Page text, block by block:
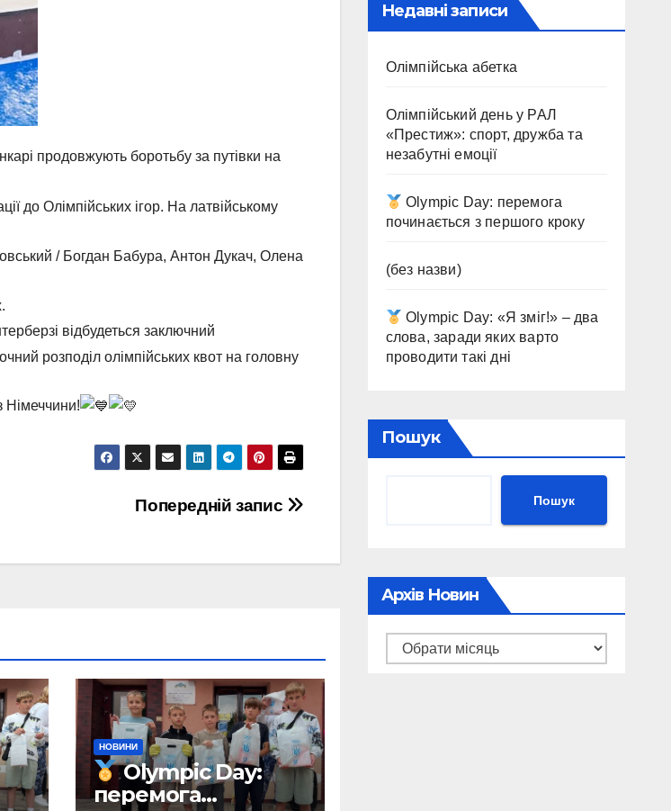
продовжують боротьбу за путівки на
до Олімпійських ігор. На латвійському
/ Богдан Бабура, Антон Дукач, Олена
відбудеться заключний
розподіл олімпійських квот на головну
Німеччини!
Попередній запис
НОВИНИ
Olympic Day:
перемога
Недавні записи
Олімпійська абетка
Олімпійський день у РАЛ
«Престиж»: спорт, дружба та
незабутні емоції
Olympic Day: перемога
починається з першого кроку
(без назви)
Olympic Day: «Я зміг!» – два
слова, заради яких варто
проводити такі дні
Пошук
Пошук
Архів Новин
Архів